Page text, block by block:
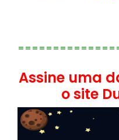
Assine uma
o site